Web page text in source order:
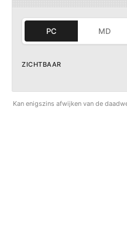
PC MD
ZICHTBAAR
Kan enigszins afwijken van de